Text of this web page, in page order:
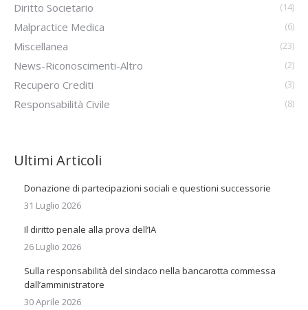
Diritto Societario (14)
Malpractice Medica (6)
Miscellanea (23)
News-Riconoscimenti-Altro (2)
Recupero Crediti (3)
Responsabilità Civile (8)
Ultimi Articoli
Donazione di partecipazioni sociali e questioni successorie
31 Luglio 2026
Il diritto penale alla prova dell’IA
26 Luglio 2026
Sulla responsabilità del sindaco nella bancarotta commessa
dall’amministratore
30 Aprile 2026